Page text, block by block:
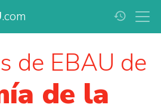
.com history
de EBAU de
de la